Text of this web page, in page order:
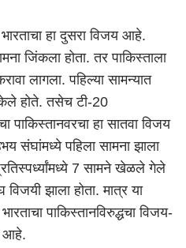
हा दुसरा विजय आहे.
जिंकला होता. तर पाकिस्ताला
लागला. पहिल्या सामन्यात
होते. तसेच टी-20
पाकिस्तानवरचा हा सातवा विजय
संघांमध्ये पहिला सामना झाला
7 सामने खेळले गेले
झाला होता. मात्र या
पाकिस्तानविरुद्धचा विजय-
आहे.